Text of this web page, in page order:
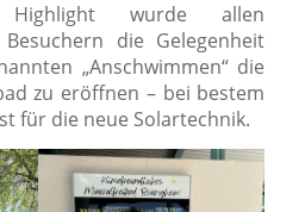
wurde allen
die Gelegenheit
„Anschwimmen“ die
zu eröffnen – bei bestem
für die neue Solartechnik.